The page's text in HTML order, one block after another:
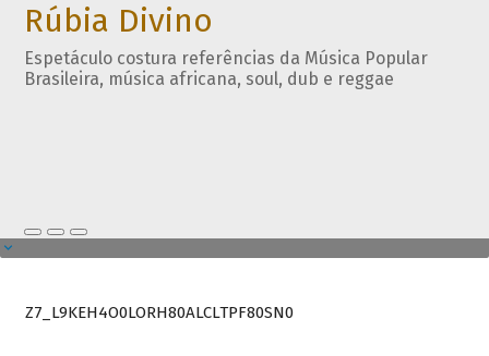
Rúbia Divino
Espetáculo costura referências da Música Popular
Brasileira, música africana, soul, dub e reggae
Z7_L9KEH4O0LORH80ALCLTPF80SN0